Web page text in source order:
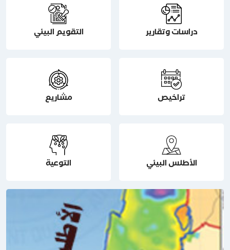
دراسات وتقارير التقويم البيئي
تراخيص مشاريع
الأطلس البيئي التوعية